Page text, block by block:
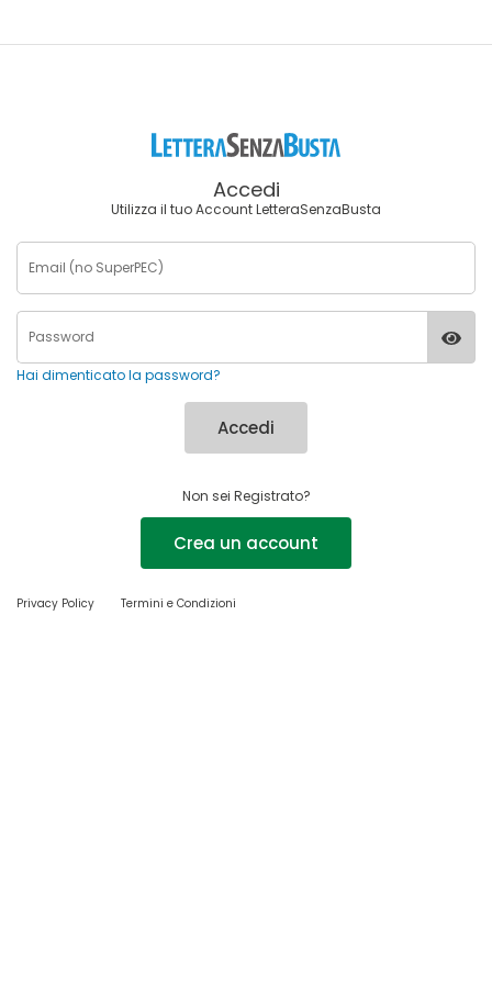
Accedi
Utilizza il tuo Account LetteraSenzaBusta
Hai dimenticato la password?
Accedi
Non sei Registrato?
Crea un account
Privacy Policy Termini e Condizioni